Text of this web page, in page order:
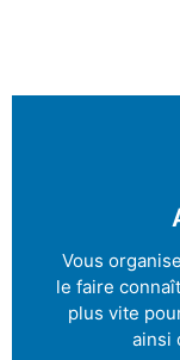
Vous
le faire
plus vite
ainsi